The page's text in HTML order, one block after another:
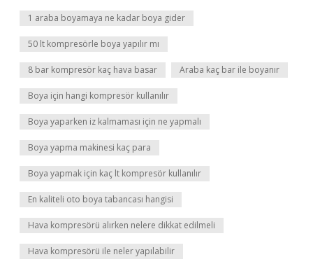
1 araba boyamaya ne kadar boya gider
50 lt kompresörle boya yapılır mı
8 bar kompresör kaç hava basar Araba kaç bar ile boyanır
Boya için hangi kompresör kullanılır
Boya yaparken iz kalmaması için ne yapmalı
Boya yapma makinesi kaç para
Boya yapmak için kaç lt kompresör kullanılır
En kaliteli oto boya tabancası hangisi
Hava kompresörü alırken nelere dikkat edilmeli
Hava kompresörü ile neler yapılabilir